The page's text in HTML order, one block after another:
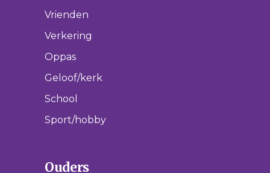
Vrienden
Verkering
Oppas
Geloof/kerk
School
Sport/hobby
Ouders